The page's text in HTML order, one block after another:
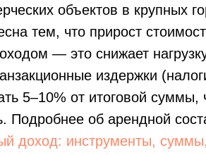
объектов в крупных
тем, что прирост
— это снижает
издержки
5–10% от итоговой суммы,
Подробнее об арендной
доход: инструменты, суммы,